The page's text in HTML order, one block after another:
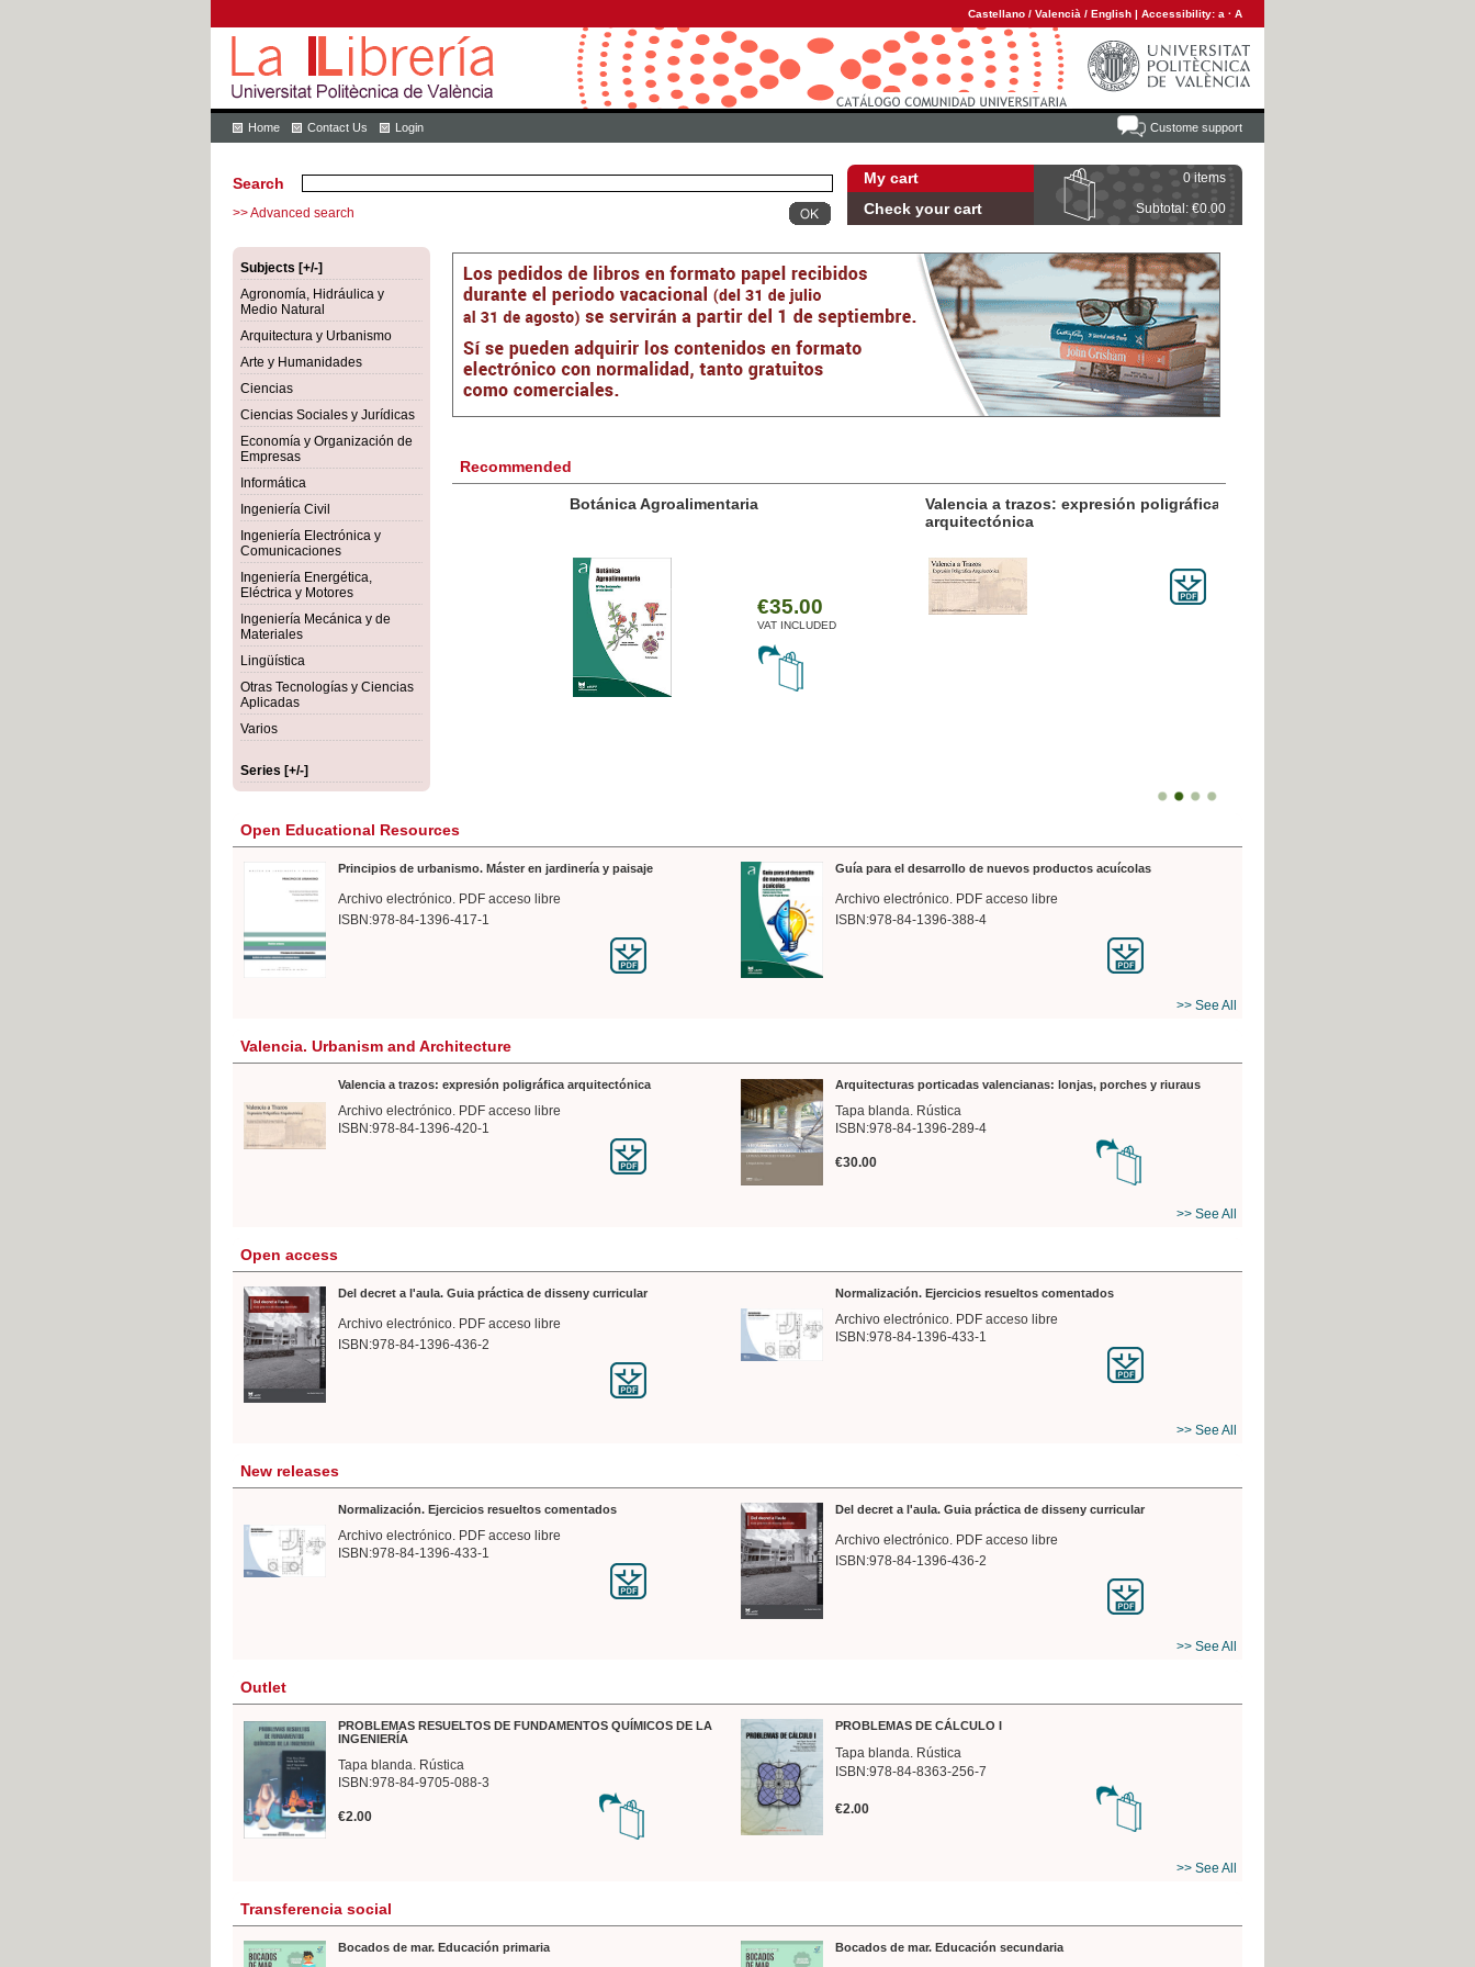
Castellano / Valencià / English | Accessibility: a · A
Custome support
Home Contact Us Login
My cart 0 items
Check your cart Subtotal: €0.00
Search
>> Advanced search
Subjects [+/-]
Agronomía, Hidráulica y
Medio Natural
Arquitectura y Urbanismo
Arte y Humanidades
Ciencias
Ciencias Sociales y Jurídicas
Economía y Organización de
Empresas
Informática
Ingeniería Civil
Ingeniería Electrónica y
Comunicaciones
Ingeniería Energética,
Eléctrica y Motores
Ingeniería Mecánica y de
Materiales
Lingüística
Otras Tecnologías y Ciencias
Aplicadas
Varios
Series [+/-]
Recommended
Botánica Agroalimentaria
€35.00
VAT INCLUDED
Valencia a trazos: expresión poligráfica
arquitectónica
Open Educational Resources
Principios de urbanismo. Máster en jardinería y paisaje
Archivo electrónico. PDF acceso libre
ISBN:978-84-1396-417-1
Guía para el desarrollo de nuevos productos acuícolas
Archivo electrónico. PDF acceso libre
ISBN:978-84-1396-388-4
>> See All
Valencia. Urbanism and Architecture
Valencia a trazos: expresión poligráfica arquitectónica
Archivo electrónico. PDF acceso libre
ISBN:978-84-1396-420-1
Arquitecturas porticadas valencianas: lonjas, porches y riuraus
Tapa blanda. Rústica
ISBN:978-84-1396-289-4
€30.00
>> See All
Open access
Del decret a l'aula. Guia práctica de disseny curricular
Archivo electrónico. PDF acceso libre
ISBN:978-84-1396-436-2
Normalización. Ejercicios resueltos comentados
Archivo electrónico. PDF acceso libre
ISBN:978-84-1396-433-1
>> See All
New releases
Normalización. Ejercicios resueltos comentados
Archivo electrónico. PDF acceso libre
ISBN:978-84-1396-433-1
Del decret a l'aula. Guia práctica de disseny curricular
Archivo electrónico. PDF acceso libre
ISBN:978-84-1396-436-2
>> See All
Outlet
PROBLEMAS RESUELTOS DE FUNDAMENTOS QUÍMICOS DE LA
INGENIERÍA
Tapa blanda. Rústica
ISBN:978-84-9705-088-3
€2.00
PROBLEMAS DE CÁLCULO I
Tapa blanda. Rústica
ISBN:978-84-8363-256-7
€2.00
>> See All
Transferencia social
Bocados de mar. Educación primaria Bocados de mar. Educación secundaria